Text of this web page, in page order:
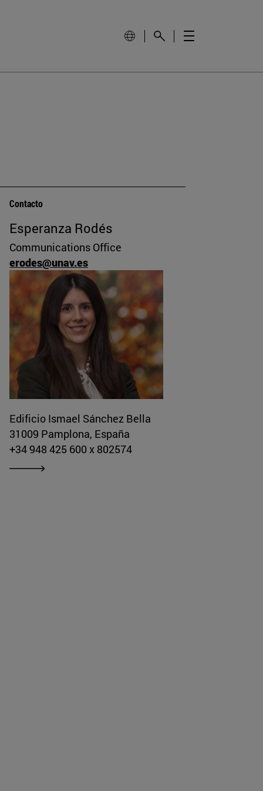
Contacto
Esperanza Rodés
Communications Office
erodes@unav.es
Edificio Ismael Sánchez Bella
31009 Pamplona, España
+34 948 425 600 x 802574